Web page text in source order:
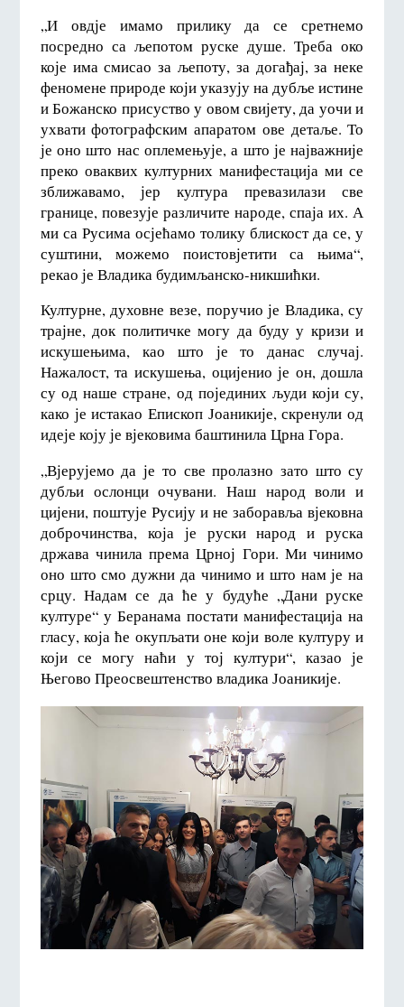
„И овдје имамо прилику да се сретнемо
посредно са љепотом руске душе. Треба око
које има смисао за љепоту, за догађај, за неке
феномене природе који указују на дубље истине
и Божанско присуство у овом свијету, да уочи и
ухвати фотографским апаратом ове детаље. То
је оно што нас оплемењује, а што је најважније
преко оваквих културних манифестација ми се
зближавамо, јер култура превазилази све
границе, повезује различите народе, спаја их. А
ми са Русима осјећамо толику блискост да се, у
суштини, можемо поистовјетити са њима“,
рекао је Владика будимљанско-никшићки.
Културне, духовне везе, поручио је Владика, су
трајне, док политичке могу да буду у кризи и
искушењима, као што је то данас случај.
Нажалост, та искушења, оцијенио је он, дошла
су од наше стране, од појединих људи који су,
како је истакао Епископ Јоаникије, скренули од
идеје коју је вјековима баштинила Црна Гора.
„Вјерујемо да је то све пролазно зато што су
дубљи ослонци очувани. Наш народ воли и
цијени, поштује Русију и не заборавља вјековна
доброчинства, која је руски народ и руска
држава чинила према Црној Гори. Ми чинимо
оно што смо дужни да чинимо и што нам је на
срцу. Надам се да ће у будуће „Дани руске
културе“ у Беранама постати манифестација на
гласу, која ће окупљати оне који воле културу и
који се могу наћи у тој култури“, казао је
Његово Преосвештенство владика Јоаникије.